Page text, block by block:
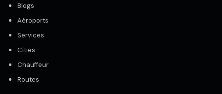
Blogs
Aéroports
Services
Cities
Chauffeur
Routes